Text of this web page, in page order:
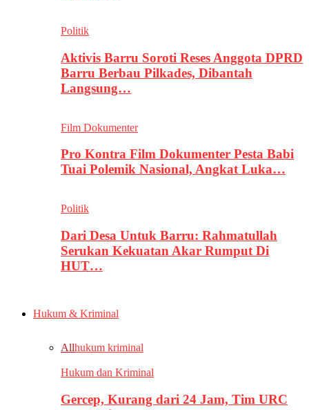
Politik
Aktivis Barru Soroti Reses Anggota DPRD
Barru Berbau Pilkades, Dibantah
Langsung…
Film Dokumenter
Pro Kontra Film Dokumenter Pesta Babi
Tuai Polemik Nasional, Angkat Luka…
Politik
Dari Desa Untuk Barru: Rahmatullah
Serukan Kekuatan Akar Rumput Di
HUT…
Hukum & Kriminal
Allhukum kriminal
Hukum dan Kriminal
Gercep, Kurang dari 24 Jam, Tim URC